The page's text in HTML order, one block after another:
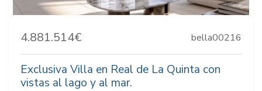
4.881.514€ bella00216
Exclusiva Villa en Real de La Quinta con
vistas al lago y al mar.